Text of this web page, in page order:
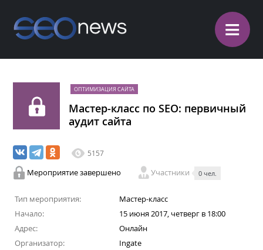
≡
ОПТИМИЗАЦИЯ САЙТА
Мастер-класс по SEO: первичный
аудит сайта
5157
Мероприятие завершено Участники 0 чел.
Тип мероприятия:
Мастер-класс
Начало:
15 июня 2017, четверг в 18:00
Адрес:
Онлайн
Организатор:
Ingate